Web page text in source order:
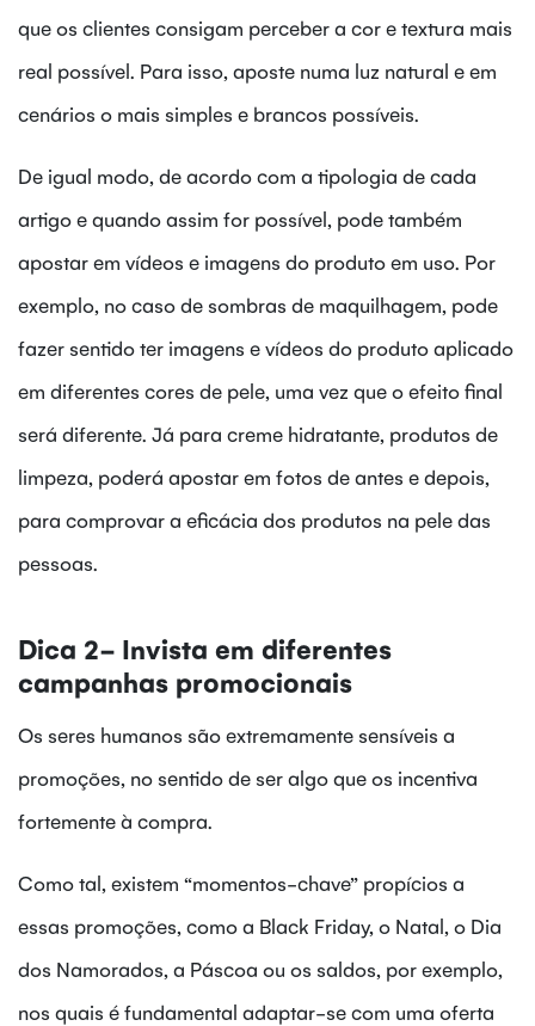
que os clientes consigam perceber a cor e textura mais
real possível. Para isso, aposte numa luz natural e em
cenários o mais simples e brancos possíveis.
De igual modo, de acordo com a tipologia de cada
artigo e quando assim for possível, pode também
apostar em vídeos e imagens do produto em uso. Por
exemplo, no caso de sombras de maquilhagem, pode
fazer sentido ter imagens e vídeos do produto aplicado
em diferentes cores de pele, uma vez que o efeito final
será diferente. Já para creme hidratante, produtos de
limpeza, poderá apostar em fotos de antes e depois,
para comprovar a eficácia dos produtos na pele das
pessoas.
Dica 2- Invista em diferentes
campanhas promocionais
Os seres humanos são extremamente sensíveis a
promoções, no sentido de ser algo que os incentiva
fortemente à compra.
Como tal, existem “momentos-chave” propícios a
essas promoções, como a Black Friday, o Natal, o Dia
dos Namorados, a Páscoa ou os saldos, por exemplo,
nos quais é fundamental adaptar-se com uma oferta